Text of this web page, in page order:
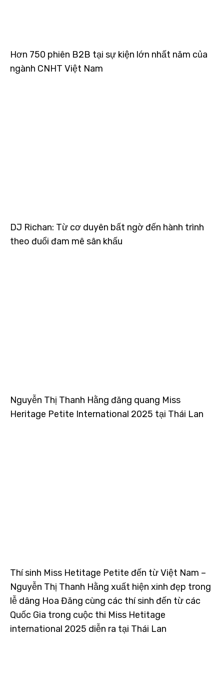
Hơn 750 phiên B2B tại sự kiện lớn nhất năm của
ngành CNHT Việt Nam
DJ Richan: Từ cơ duyên bất ngờ đến hành trình
theo đuổi đam mê sân khấu
Nguyễn Thị Thanh Hằng đăng quang Miss
Heritage Petite International 2025 tại Thái Lan
Thí sinh Miss Hetitage Petite đến từ Việt Nam –
Nguyễn Thị Thanh Hằng xuất hiện xinh đẹp trong
lễ dâng Hoa Đăng cùng các thí sinh đến từ các
Quốc Gia trong cuộc thi Miss Hetitage
international 2025 diễn ra tại Thái Lan